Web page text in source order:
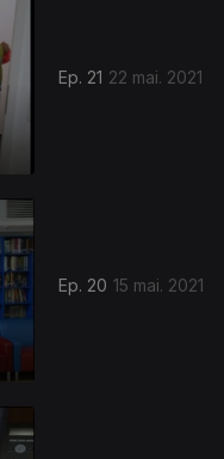
Ep. 21 22 mai. 2021
Ep. 20 15 mai. 2021